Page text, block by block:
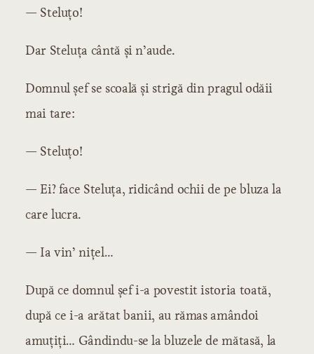
— Steluțo!
Dar Steluța cântă și n’aude.
Domnul șef se scoală și strigă din pragul odăii
mai tare:
— Steluțo!
— Ei? face Steluța, ridicând ochii de pe bluza la
care lucra.
— Ia vin’ nițel…
După ce domnul șef i-a povestit istoria toată,
după ce i-a arătat banii, au rămas amândoi
amuțiți… Gândindu-se la bluzele de mătasă, la